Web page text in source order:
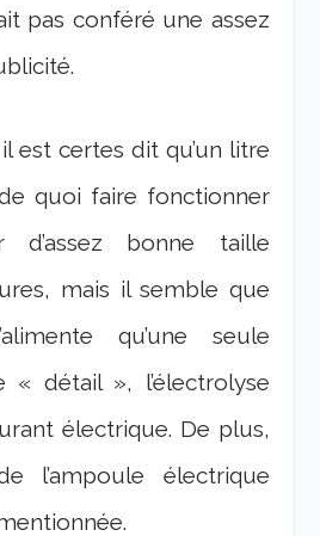
pas conféré une assez
est certes dit qu’un litre
quoi faire fonctionner
d’assez bonne taille
mais il semble que
qu’une seule
« détail », l’électrolyse
électrique. De plus,
l’ampoule électrique